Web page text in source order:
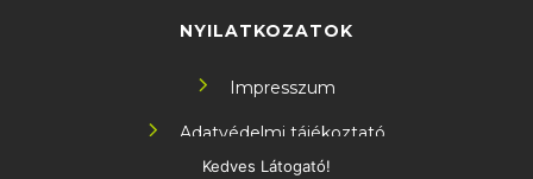
NYILATKOZATOK
Impresszum
Adatvédelmi tájékoztató
Kedves Látogató!